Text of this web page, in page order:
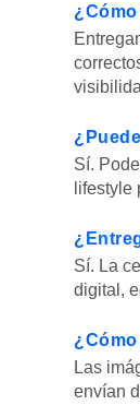
Sí.
lifestyle
Sí. La
digital,
Las
envían